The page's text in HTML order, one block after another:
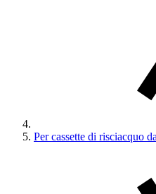
Per cassette di risciacquo